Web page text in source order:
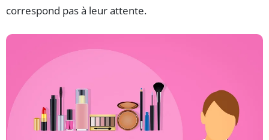
correspond pas à leur attente.